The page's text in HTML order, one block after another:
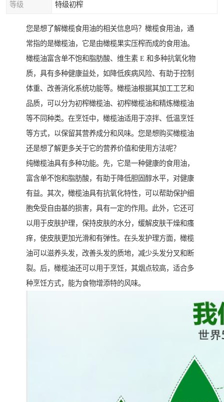
等级 特级初榨
您是想了解橄榄食用油的相关信息吗？橄榄食用油，通
常指的是橄榄油，它是由橄榄果实压榨而成的食用油。
橄榄油富含单不饱和脂肪酸、维生素 E 和多种抗氧化物
质，具有多种健康益处，如降低疾病风险、有助于控制
体重、改善消化系统功能等。橄榄油根据其加工工艺和
品质，可以分为初榨橄榄油、初榨橄榄油和精炼橄榄油
等不同种类。在烹饪中，橄榄油适用于凉拌、低温烹饪
等方式，以保留其营养成分和风味。您是想购买橄榄油
还是想了解更多关于它的营养价值和使用方法呢？
纯橄榄油具有多种功能。先，它是一种健康的食用油，
富含单不饱和脂肪酸，有助于降低胆固醇水平，对健康
有益。其次，橄榄油具有抗氧化特性，可以帮助保护细
胞免受自由基的损害，具有一定的作用。此外，它还可
以用于皮肤护理，保持皮肤的水分，缓解皮肤干燥和瘙
痒，使皮肤更加光滑和有弹性。在头发护理方面，橄榄
油可以滋养头发，改善头发的质地，减少头发分叉和断
裂。后，橄榄油还可以用于烹饪，其烟点较高，适合多
种烹饪方式，能为食物增添特的风味。